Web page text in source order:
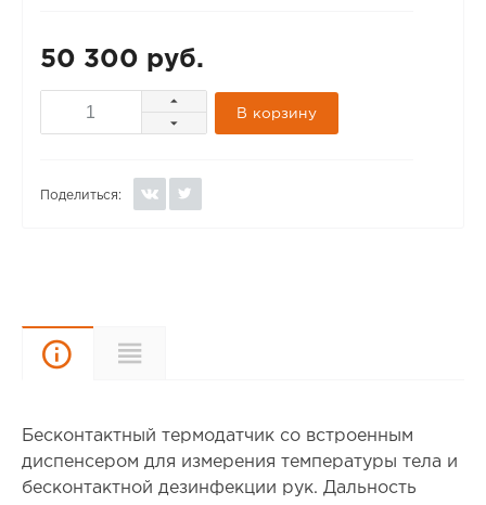
50 300 руб.
В корзину
Поделиться:
Описание
Бесконтактный термодатчик со встроенным
диспенсером для измерения температуры тела и
бесконтактной дезинфекции рук. Дальность